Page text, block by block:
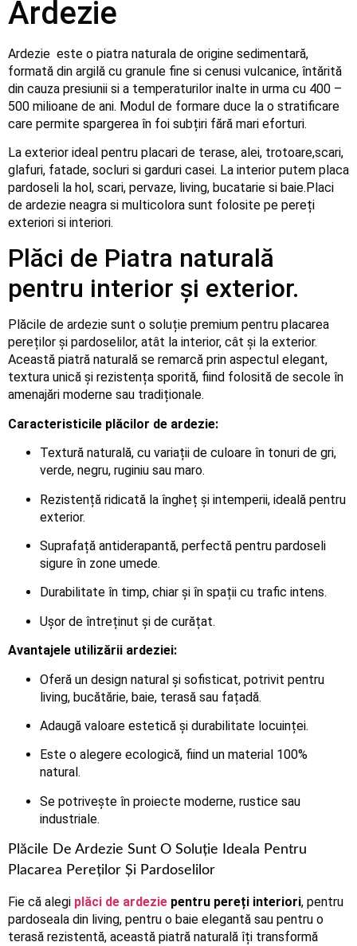
Ardezie
Ardezie este o piatra naturala de origine sedimentară,
formată din argilă cu granule fine si cenusi vulcanice, întărită
din cauza presiunii si a temperaturilor inalte in urma cu 400 –
500 milioane de ani. Modul de formare duce la o stratificare
care permite spargerea în foi subțiri fără mari eforturi.
La exterior ideal pentru placari de terase, alei, trotoare,scari,
glafuri, fatade, socluri si garduri casei. La interior putem placa
pardoseli la hol, scari, pervaze, living, bucatarie si baie.Placi
de ardezie neagra si multicolora sunt folosite pe pereți
exteriori si interiori.
Plăci de Piatra naturală
pentru interior și exterior.
Plăcile de ardezie sunt o soluție premium pentru placarea
pereților și pardoselilor, atât la interior, cât și la exterior.
Această piatră naturală se remarcă prin aspectul elegant,
textura unică și rezistența sporită, fiind folosită de secole în
amenajări moderne sau tradiționale.
Caracteristicile plăcilor de ardezie:
Textură naturală, cu variații de culoare în tonuri de gri,
verde, negru, ruginiu sau maro.
Rezistență ridicată la îngheț și intemperii, ideală pentru
exterior.
Suprafață antiderapantă, perfectă pentru pardoseli
sigure în zone umede.
Durabilitate în timp, chiar și în spații cu trafic intens.
Ușor de întreținut și de curățat.
Avantajele utilizării ardeziei:
Oferă un design natural și sofisticat, potrivit pentru
living, bucătărie, baie, terasă sau fațadă.
Adaugă valoare estetică și durabilitate locuinței.
Este o alegere ecologică, fiind un material 100%
natural.
Se potrivește în proiecte moderne, rustice sau
industriale.
Plăcile De Ardezie Sunt O Soluție Ideala Pentru
Placarea Pereților Și Pardoselilor
Fie că alegi plăci de ardezie pentru pereți interiori, pentru
pardoseala din living, pentru o baie elegantă sau pentru o
terasă rezistentă, această piatră naturală îți transformă